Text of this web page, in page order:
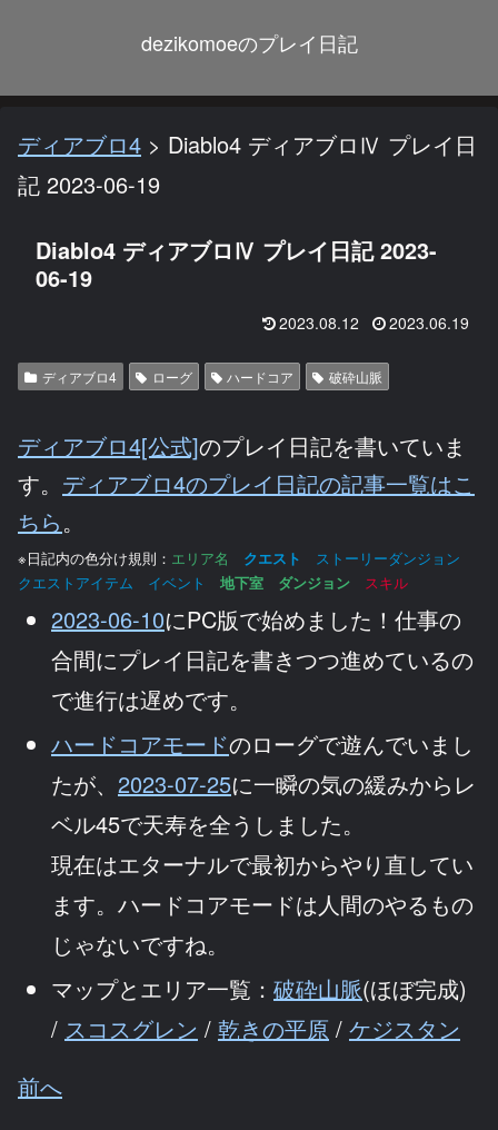
dezikomoeのプレイ日記
ディアブロ4 > Diablo4 ディアブロⅣ プレイ日
記 2023-06-19
Diablo4 ディアブロⅣ プレイ日記 2023-
06-19
2023.08.12 2023.06.19
ディアブロ4 ローグ ハードコア 破砕山脈
ディアブロ4[公式]のプレイ日記を書いていま
す。 ディアブロ4のプレイ日記の記事一覧はこ
ちら。
※日記内の色分け規則： エリア名 クエスト
ストーリーダンジョン
クエストアイテム イベント
地下室 ダンジョン スキル
2023-06-10にPC版で始めました！仕事の
合間にプレイ日記を書きつつ進めているの
で進行は遅めです。
ハードコアモードのローグで遊んでいまし
たが、 2023-07-25に一瞬の気の緩みからレ
ベル45で天寿を全うしました。
現在はエターナルで最初からやり直してい
ます。ハードコアモードは人間のやるもの
じゃないですね。
マップとエリア一覧： 破砕山脈(ほぼ完成)
/ スコスグレン / 乾きの平原 / ケジスタン
前へ